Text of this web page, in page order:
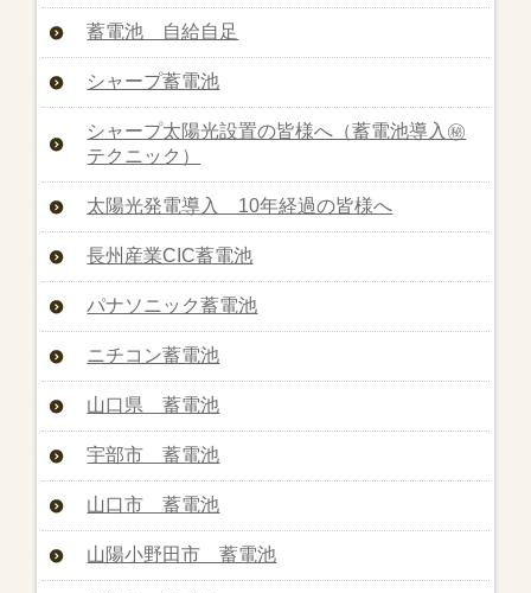
蓄電池 自給自足
シャープ蓄電池
シャープ太陽光設置の皆様へ（蓄電池導入㊙︎
テクニック）
太陽光発電導入 10年経過の皆様へ
長州産業CIC蓄電池
パナソニック蓄電池
ニチコン蓄電池
山口県 蓄電池
宇部市 蓄電池
山口市 蓄電池
山陽小野田市 蓄電池